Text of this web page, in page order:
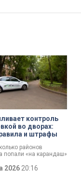
контроль
во дворах:
и штрафы
районов
попали «на карандаш»
во дворах. За два
2026 20:16